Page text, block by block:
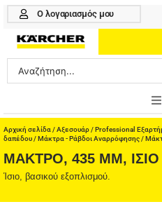
Μετάβαση
περιεχόμενο
Ο λογαριασμός μου
Search
...
ONLINE SHOP
HOME & GARDEN
Αρχική σελίδα /Αξεσουάρ/Professional
δαπέδου/Μάκτρα - Ράβδοι Αναρρόφησης/
ΜΆΚΤΡΟ, 435 MM, ΊΣΙΟ
Ίσιο, βασικού εξοπλισμού.